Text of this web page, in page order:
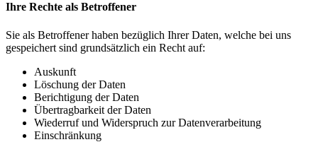
Ihre Rechte als Betroffener
Sie als Betroffener haben bezüglich Ihrer Daten, welche bei uns
gespeichert sind grundsätzlich ein Recht auf:
Auskunft
Löschung der Daten
Berichtigung der Daten
Übertragbarkeit der Daten
Wiederruf und Widerspruch zur Datenverarbeitung
Einschränkung